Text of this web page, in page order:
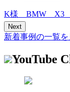
K様 BMW X3 車
Next
新着事例の一覧を
YouTube